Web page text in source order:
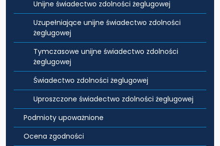
Unijne świadectwo zdolności żeglugowej
Uzupełniające unijne świadectwo zdolności
żeglugowej
Tymczasowe unijne świadectwo zdolności
żeglugowej
Świadectwo zdolności żeglugowej
Uproszczone świadectwo zdolności żeglugowej
Podmioty upoważnione
Ocena zgodności